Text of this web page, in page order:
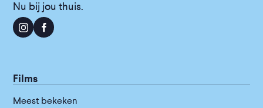
Nu bij jou thuis.
Films
Meest bekeken